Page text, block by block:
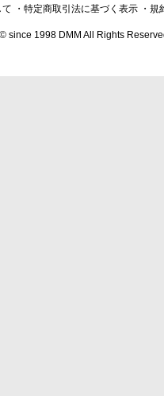
て ・特定商取引法に基づく表示 ・規
since 1998 DMM All Rights